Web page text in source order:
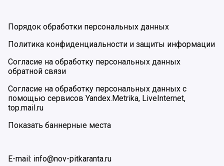
Порядок обработки персональных данных
Политика конфиденциальности и защиты информации
Согласие на обработку персональных данных
обратной связи
Согласие на обработку персональных данных с
помощью сервисов Yandex.Metrika, LiveInternet,
top.mail.ru
Показать баннерные места
E-mail: info@nov-pitkaranta.ru